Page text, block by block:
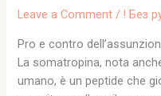
Leave a Comment /! Без
Pro e contro
La somatropina, nota
umano, è un peptide che